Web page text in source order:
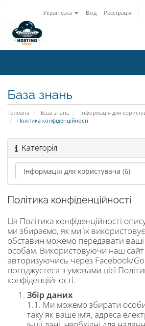
Українська Вхід Реєстрація
База знань
Головна База знань
Інформація для
Політика конфіденційності
Категорія
Політика конфіденційності
Ця Політика конфіденційності
ми збираємо, як ми їх
обставин можемо передавати ваші
особам. Використовуючи наш сайт
авторизуючись через Facebook/
погоджуєтеся з умовами цієї
конфіденційності.
Збір даних
1.1. Ми можемо збирати
таку як ваше ім’я, адреса